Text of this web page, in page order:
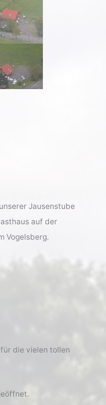
Jausenstube
auf der
Vogelsberg.
die vielen tollen